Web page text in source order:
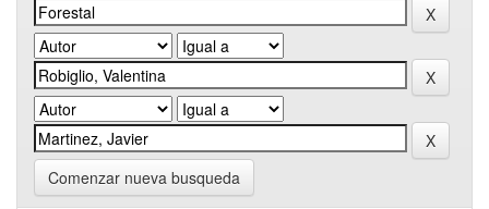
Comenzar nueva busqueda